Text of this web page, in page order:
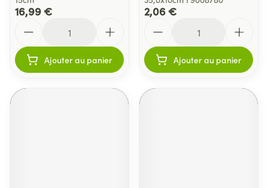
16,99 €
Ajouter au panier
2,06 €
Ajouter au panier